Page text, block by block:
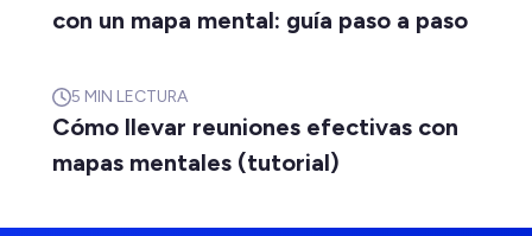
con un mapa mental: guía paso a paso
5 MIN LECTURA
Cómo llevar reuniones efectivas con
mapas mentales (tutorial)